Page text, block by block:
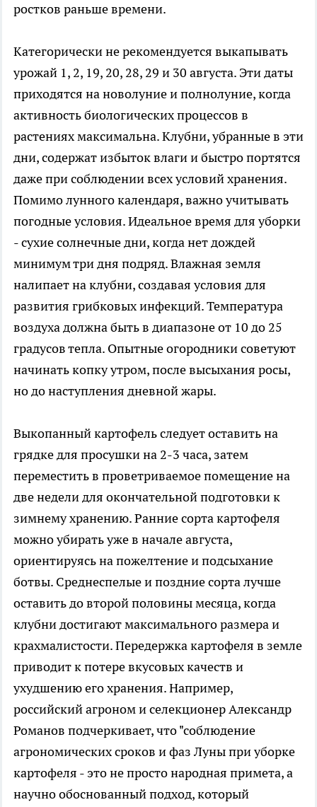
ростков раньше времени.
Категорически не рекомендуется выкапывать
урожай 1, 2, 19, 20, 28, 29 и 30 августа. Эти даты
приходятся на новолуние и полнолуние, когда
активность биологических процессов в
растениях максимальна. Клубни, убранные в эти
дни, содержат избыток влаги и быстро портятся
даже при соблюдении всех условий хранения.
Помимо лунного календаря, важно учитывать
погодные условия. Идеальное время для уборки
- сухие солнечные дни, когда нет дождей
минимум три дня подряд. Влажная земля
налипает на клубни, создавая условия для
развития грибковых инфекций. Температура
воздуха должна быть в диапазоне от 10 до 25
градусов тепла. Опытные огородники советуют
начинать копку утром, после высыхания росы,
но до наступления дневной жары.
Выкопанный картофель следует оставить на
грядке для просушки на 2-3 часа, затем
переместить в проветриваемое помещение на
две недели для окончательной подготовки к
зимнему хранению. Ранние сорта картофеля
можно убирать уже в начале августа,
ориентируясь на пожелтение и подсыхание
ботвы. Среднеспелые и поздние сорта лучше
оставить до второй половины месяца, когда
клубни достигают максимального размера и
крахмалистости. Передержка картофеля в земле
приводит к потере вкусовых качеств и
ухудшению его хранения. Например,
российский агроном и селекционер Александр
Романов подчеркивает, что "соблюдение
агрономических сроков и фаз Луны при уборке
картофеля - это не просто народная примета, а
научно обоснованный подход, который